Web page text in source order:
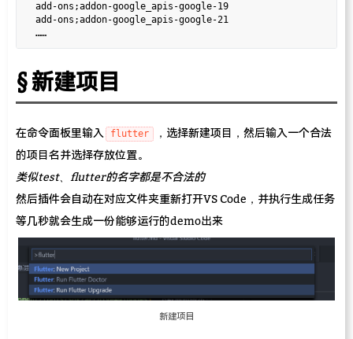
add-ons;addon-google_apis-google-19
add-ons;addon-google_apis-google-21
新建项目
在命令面板里输入 flutter
，选择新建项目，然后输入一个合法
的项目名并选择存放位置。
类似test、flutter的名字都是不合法的
然后插件会自动在对应文件夹重新打开VS Code，并执行生成任务
等几秒就会生成一份能够运行的demo出来
新建项目